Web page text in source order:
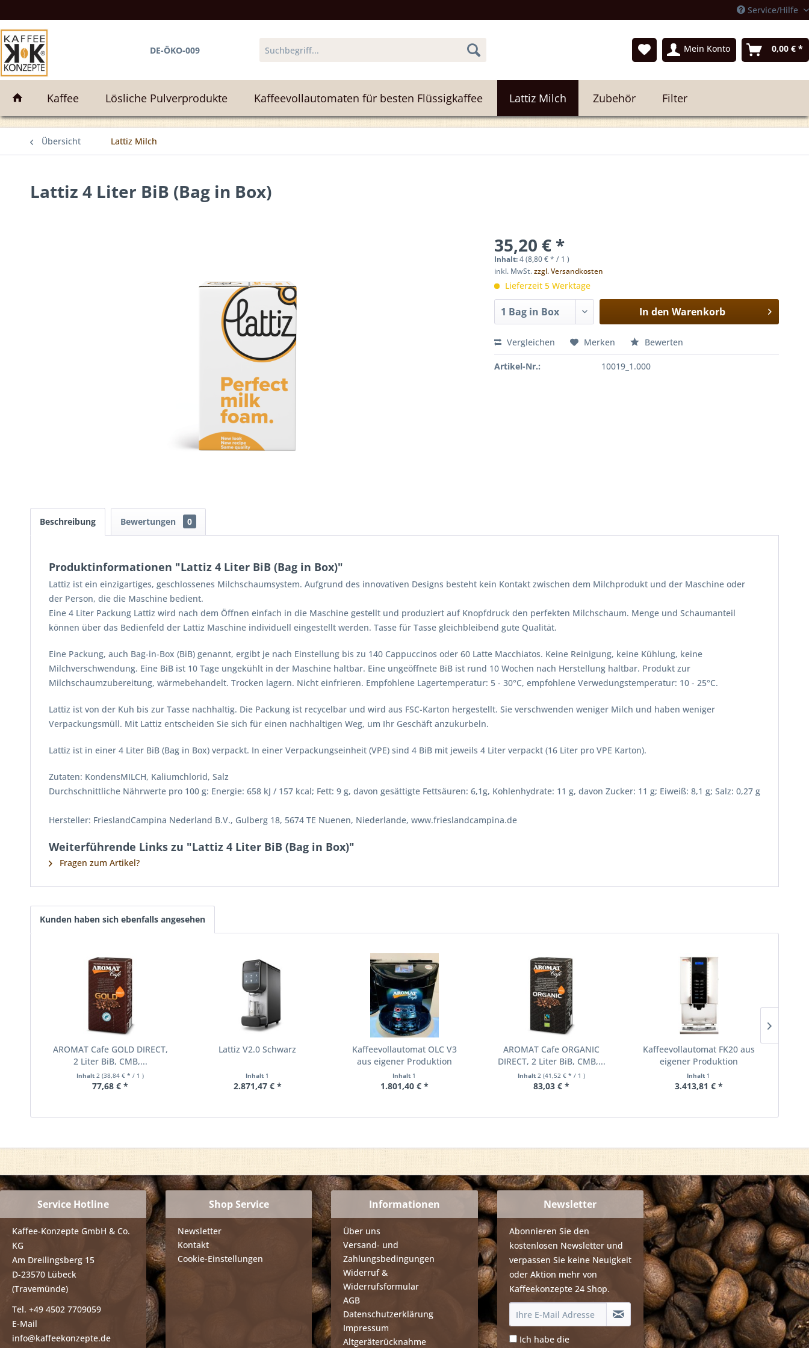
Service/Hilfe
DE-ÖKO-009 Mein Konto 0,00 € *
Kaffee Lösliche Pulverprodukte Kaffeevollautomaten für besten Flüssigkaffee Lattiz Milch Zubehör Filter
Übersicht Lattiz Milch
Lattiz 4 Liter BiB (Bag in Box)
35,20 € *
Inhalt:4 (8,80 € * / 1 )
inkl. MwSt.zzgl. Versandkosten
Lieferzeit 5 Werktage
In den Warenkorb
Vergleichen Merken Bewerten
Artikel-Nr.: 10019_1.000
Beschreibung Bewertungen 0
Produktinformationen "Lattiz 4 Liter BiB (Bag in Box)"
Lattiz ist ein einzigartiges, geschlossenes Milchschaumsystem. Aufgrund des innovativen Designs besteht kein Kontakt zwischen dem Milchprodukt und der Maschine oder
der Person, die die Maschine bedient.
Eine 4 Liter Packung Lattiz wird nach dem Öffnen einfach in die Maschine gestellt und produziert auf Knopfdruck den perfekten Milchschaum. Menge und Schaumanteil
können über das Bedienfeld der Lattiz Maschine individuell eingestellt werden. Tasse für Tasse gleichbleibend gute Qualität.
Eine Packung, auch Bag-in-Box (BiB) genannt, ergibt je nach Einstellung bis zu 140 Cappuccinos oder 60 Latte Macchiatos. Keine Reinigung, keine Kühlung, keine
Milchverschwendung. Eine BiB ist 10 Tage ungekühlt in der Maschine haltbar. Eine ungeöffnete BiB ist rund 10 Wochen nach Herstellung haltbar. Produkt zur
Milchschaumzubereitung, wärmebehandelt. Trocken lagern. Nicht einfrieren. Empfohlene Lagertemperatur: 5 - 30°C, empfohlene Verwedungstemperatur: 10 - 25°C.
Lattiz ist von der Kuh bis zur Tasse nachhaltig. Die Packung ist recycelbar und wird aus FSC-Karton hergestellt. Sie verschwenden weniger Milch und haben weniger
Verpackungsmüll. Mit Lattiz entscheiden Sie sich für einen nachhaltigen Weg, um Ihr Geschäft anzukurbeln.
Lattiz ist in einer 4 Liter BiB (Bag in Box) verpackt. In einer Verpackungseinheit (VPE) sind 4 BiB mit jeweils 4 Liter verpackt (16 Liter pro VPE Karton).
Zutaten: KondensMILCH, Kaliumchlorid, Salz
Durchschnittliche Nährwerte pro 100 g: Energie: 658 kJ / 157 kcal; Fett: 9 g, davon gesättigte Fettsäuren: 6,1g, Kohlenhydrate: 11 g, davon Zucker: 11 g; Eiweiß: 8,1 g; Salz: 0,27 g
Hersteller: FrieslandCampina Nederland B.V., Gulberg 18, 5674 TE Nuenen, Niederlande, www.frieslandcampina.de
Weiterführende Links zu "Lattiz 4 Liter BiB (Bag in Box)"
Fragen zum Artikel?
Kunden haben sich ebenfalls angesehen
AROMAT Cafe GOLD DIRECT,
2 Liter BiB, CMB,...
Inhalt2(38,84 € * / 1 )
77,68 € *
Lattiz V2.0 Schwarz
Inhalt 1
2.871,47 € *
Kaffeevollautomat OLC V3
aus eigener Produktion
Inhalt 1
1.801,40 € *
AROMAT Cafe ORGANIC
DIRECT, 2 Liter BiB, CMB,...
Inhalt2(41,52 € * / 1 )
83,03 € *
Kaffeevollautomat FK20 aus
eigener Produktion
Inhalt 1
3.413,81 € *
Service Hotline
Kaffee-Konzepte GmbH & Co.
KG
Am Dreilingsberg 15
D-23570 Lübeck
(Travemünde)
Tel. +49 4502 7709059
E-Mail
info@kaffeekonzepte.de
Shop Service
Newsletter
Kontakt
Cookie-Einstellungen
Informationen
Über uns
Versand- und
Zahlungsbedingungen
Widerruf &
Widerrufsformular
AGB
Datenschutzerklärung
Impressum
Altgeräterücknahme
Newsletter
Abonnieren Sie den
kostenlosen Newsletter und
verpassen Sie keine Neuigkeit
oder Aktion mehr von
Kaffeekonzepte 24 Shop.
Ich habe die